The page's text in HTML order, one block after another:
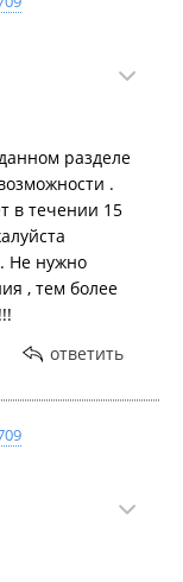
разделе
.
в течении 15
Не нужно
, тем более
ответить